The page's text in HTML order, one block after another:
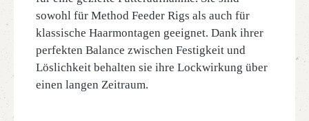
sowohl für Method Feeder Rigs als auch für
klassische Haarmontagen geeignet. Dank ihrer
perfekten Balance zwischen Festigkeit und
Löslichkeit behalten sie ihre Lockwirkung über
einen langen Zeitraum.